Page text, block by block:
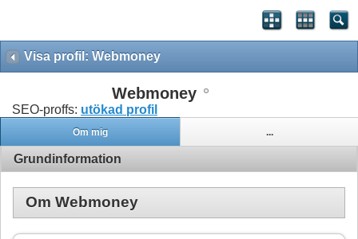
Visa profil: Webmoney
Webmoney
SEO-proffs: utökad profil
Om mig ...
Grundinformation
Om Webmoney